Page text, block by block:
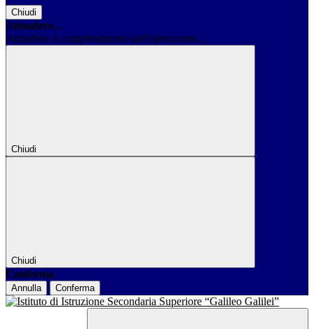
Chiudi
Attendere...
Attendere il completamento dell'operazione...
Chiudi
Chiudi
Conferma
Annulla Conferma